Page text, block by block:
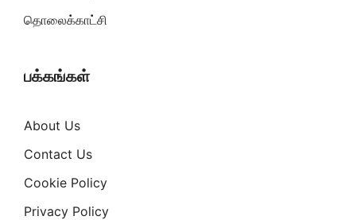
தொலைக்காட்சி
பக்கங்கள்
About Us
Contact Us
Cookie Policy
Privacy Policy